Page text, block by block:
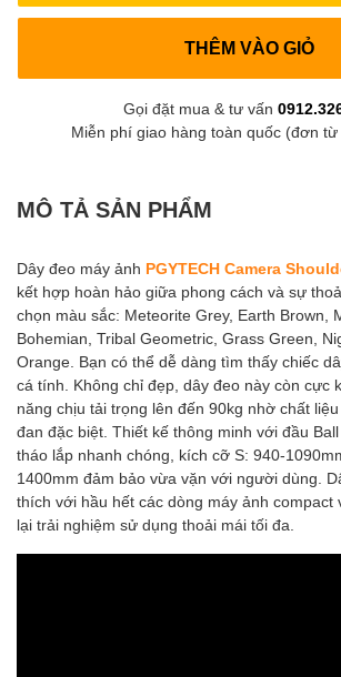
THÊM VÀO GIỎ
Gọi đặt mua & tư vấn
Miễn phí giao hàng toàn quốc (đơn
MÔ TẢ SẢN PHẨM
Dây đeo máy ảnh PGYTECH Camera
kết hợp hoàn hảo giữa phong cách và sự
chọn màu sắc: Meteorite Grey, Earth Brown,
Bohemian, Tribal Geometric, Grass Green,
Orange. Bạn có thể dễ dàng tìm thấy chiếc
cá tính. Không chỉ đẹp, dây đeo này còn cực
năng chịu tải trọng lên đến 90kg nhờ chất
đan đặc biệt. Thiết kế thông minh với đầu
tháo lắp nhanh chóng, kích cỡ S: 940-
1400mm đảm bảo vừa vặn với người dùng.
thích với hầu hết các dòng máy ảnh compact
lại trải nghiệm sử dụng thoải mái tối đa.